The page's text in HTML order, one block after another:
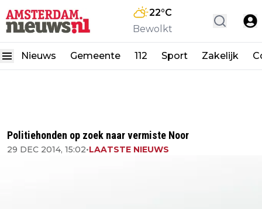
22°C
Bewolkt
Nieuws Gemeente 112 Sport Zakelijk
Politiehonden op zoek naar vermiste Noor
29 DEC 2014, 15:02•LAATSTE NIEUWS